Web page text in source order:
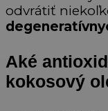
odvrátiť
Aké
kokosový